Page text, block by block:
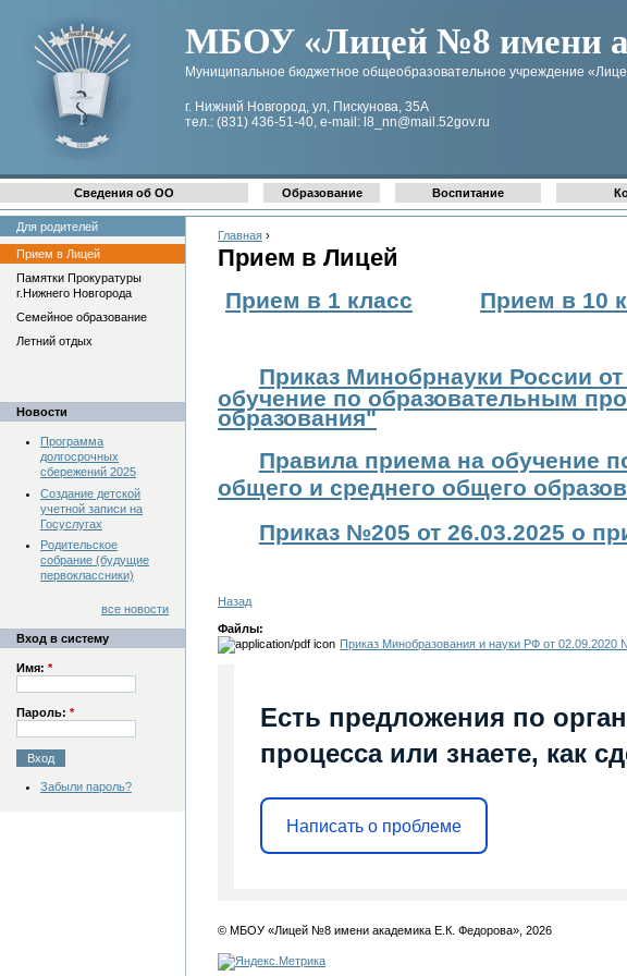
МБОУ «Лицей №8 имени
Муниципальное бюджетное общеобразовательное учреждение
г. Нижний Новгород, ул, Пискунова, 35А
тел.: (831) 436-51-40, e-mail: l8_nn@mail.52gov.ru
Главная ›
Прием в Лицей
Прием в 1 класс Прием в 10
Приказ Минобрнауки России
обучение по образовательным
образования"
Правила приема на обучение
общего и среднего общего
Приказ №205 от 26.03.2025 о
Назад
Файлы:
Приказ Минобразования и науки РФ от 02.09.2020
Есть предложения по
процесса или знаете, как
Написать о проблеме
Сведения об ОО Образование Воспитание
Для родителей
Прием в Лицей
Памятки Прокуратуры
г.Нижнего Новгорода
Семейное образование
Летний отдых
Новости
Программа
долгосрочных
сбережений 2025
Создание детской
учетной записи на
Госуслугах
Родительское
собрание (будущие
первоклассники)
все новости
Вход в систему
Имя: *
Пароль: *
Забыли пароль?
© МБОУ «Лицей №8 имени академика Е.К. Федорова», 2026